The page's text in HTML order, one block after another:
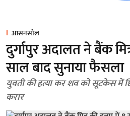
आसनसोल
दुर्गापुर अदालत ने बैंक
साल बाद सुनाया फैसला
युवती की हत्या कर शव को सूटकेस में
करार